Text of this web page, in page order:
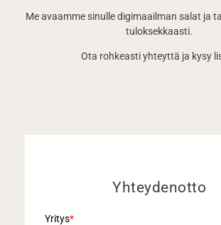
Me avaamme sinulle digimaailman salat ja
tuloksekkaasti.
Ota rohkeasti yhteyttä ja kysy
Yhteydenotto
Yritys*